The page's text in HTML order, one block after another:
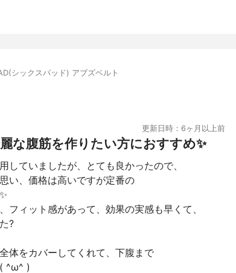
シックスパッド) アブズベルト
更新日時：6ヶ月以上前
な腹筋を作りたい方におすすめ✨
していましたが、とても良かったので、
い、価格は高いですが定番の
フィット感があって、効果の実感も早くて、
?
体をカバーしてくれて、下腹まで
( ^ω^ )